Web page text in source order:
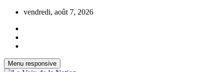
Aller
contenu
vendredi, août 7, 2026
Menu responsive